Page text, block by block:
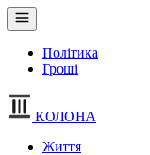
Політика
Гроші
КОЛОНА
Життя